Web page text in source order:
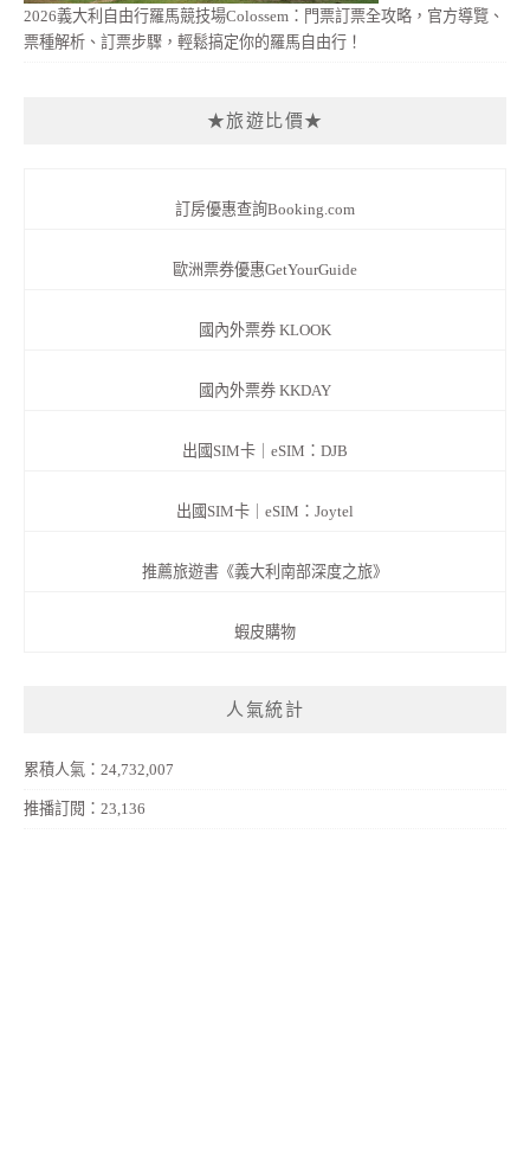
2026義大利自由行羅馬競技場Colossem：門票訂票全攻略，官方導覽、
票種解析、訂票步驟，輕鬆搞定你的羅馬自由行！
★旅遊比價★
訂房優惠查詢Booking.com
歐洲票券優惠GetYourGuide
國內外票券 KLOOK
國內外票券 KKDAY
出國SIM卡｜eSIM：DJB
出國SIM卡｜eSIM：Joytel
推薦旅遊書《義大利南部深度之旅》
蝦皮購物
人氣統計
累積人氣：24,732,007
推播訂閱：23,136